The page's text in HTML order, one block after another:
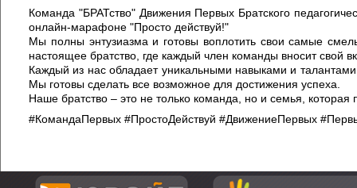
Команда "БРАТство" Движения Первых Братского
онлайн-марафоне "Просто действуй!"
Мы полны энтузиазма и готовы воплотить свои самые
настоящее братство, где каждый член команды вносит свой
Каждый из нас обладает уникальными навыками и
Мы готовы сделать все возможное для достижения успеха.
Наше братство – это не только команда, но и семья,
#КомандаПервых #ПростоДействуй #ДвижениеПервых